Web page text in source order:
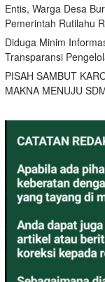
Entis, Warga Desa
Pemerintah Rutilahu
Diduga Minim
Transparansi
PISAH SAMBUT
MAKNA MENUJU